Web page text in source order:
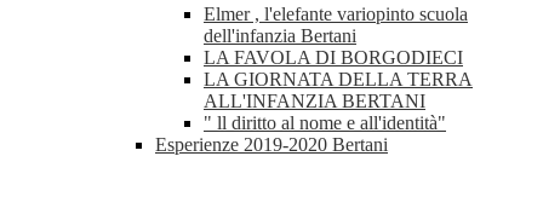
Elmer , l'elefante variopinto scuola
dell'infanzia Bertani
LA FAVOLA DI BORGODIECI
LA GIORNATA DELLA TERRA
ALL'INFANZIA BERTANI
" ll diritto al nome e all'identità"
Esperienze 2019-2020 Bertani